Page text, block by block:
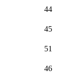
44
45
51
46